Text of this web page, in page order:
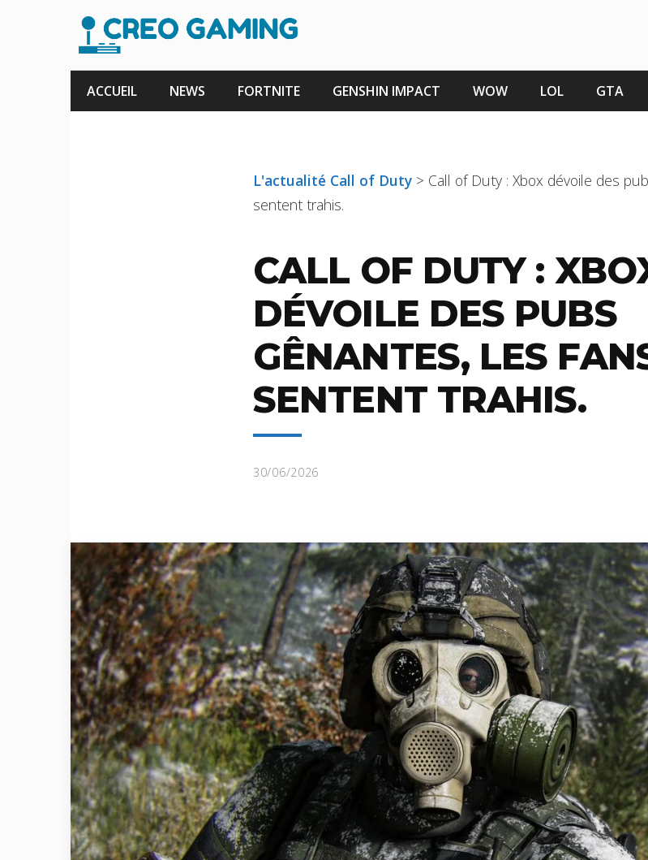
contenu
ACCUEIL NEWS FORTNITE GENSHIN IMPACT WOW LOL GTA
L'actualité Call of Duty > Call of Duty : Xbox dévoile des
sentent trahis.
CALL OF DUTY :
DÉVOILE DES PUBS
GÊNANTES, LES
SENTENT TRAHIS.
30/06/2026